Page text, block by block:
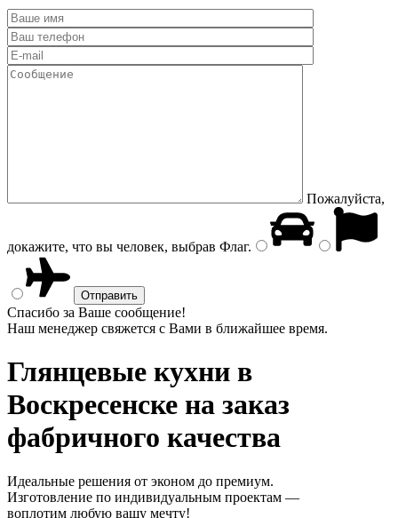
Пожалуйста,
докажите, что вы человек, выбрав Флаг.
Спасибо за Ваше сообщение!
Наш менеджер свяжется с Вами в ближайшее время.
Глянцевые кухни в
Воскресенске на заказ
фабричного качества
Идеальные решения от эконом до премиум.
Изготовление по индивидуальным проектам —
воплотим любую вашу мечту!